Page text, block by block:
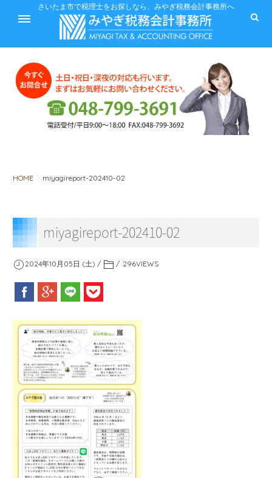
さいたま市で税理士をお探しなら、みやぎ税務会計事務所へ
ホーム
サービス
みやぎ税務会計事務所
お問合せ
HOME miyagireport-202410-02
miyagireport-202410-02
2024年10月05日 (土) 296VIEWS